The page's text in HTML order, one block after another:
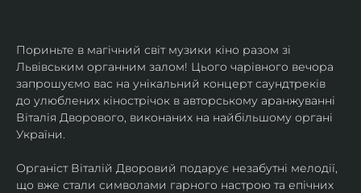
Пориньте в магічний світ музики кіно разом зі
Львівським органним залом! Цього чарівного вечора
запрошуємо вас на унікальний концерт саундтреків
до улюблених кінострічок в авторському аранжуванні
Віталія Дворового, виконаних на найбільшому органі
України.
Органіст Віталій Дворовий подарує незабутні мелодії,
що вже стали символами гарного настрою та епічних